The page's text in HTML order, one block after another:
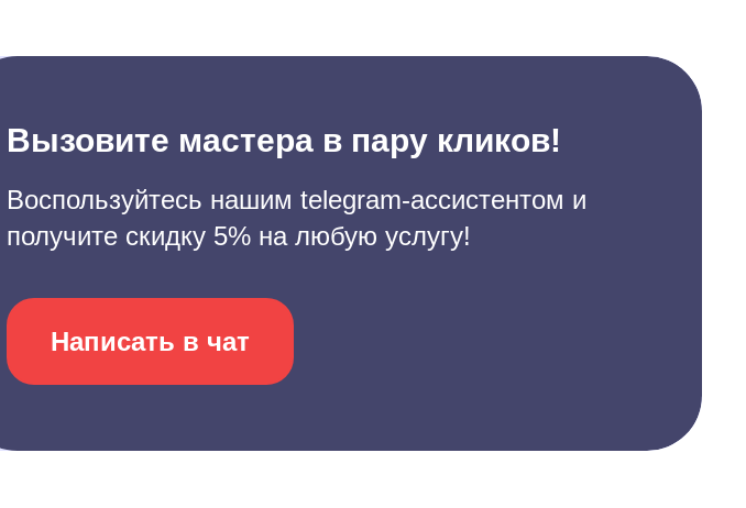
Вызовите мастера в пару кликов!
Воспользуйтесь нашим telegram-ассистентом и
получите скидку 5% на любую услугу!
Написать в чат